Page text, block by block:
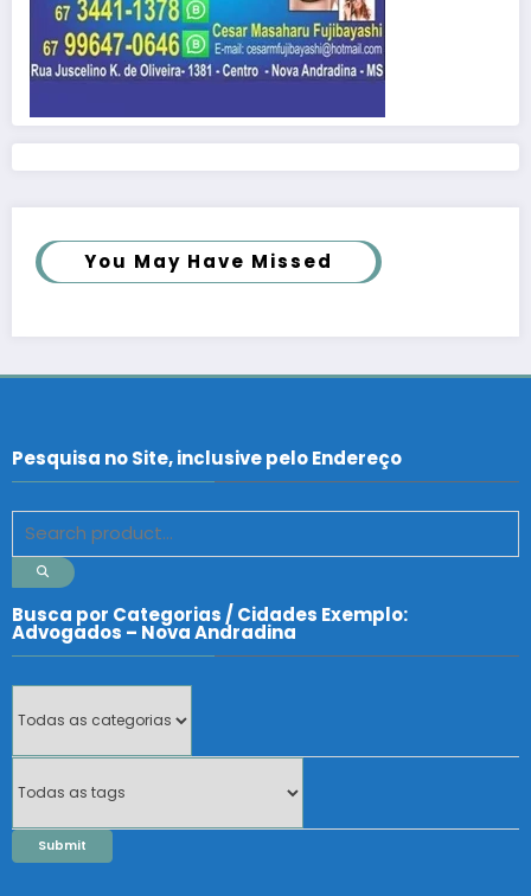
You May Have Missed
Pesquisa no Site, inclusive pelo Endereço
Busca por Categorias / Cidades Exemplo:
Advogados – Nova Andradina